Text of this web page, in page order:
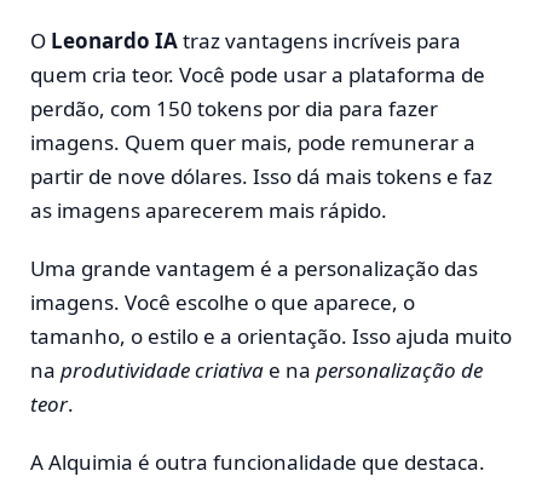
O Leonardo IAtraz vantagens incríveis para
quem cria teor. Você pode usar a plataforma de
perdão, com 150 tokens por dia para fazer
imagens. Quem quer mais, pode remunerar a
partir de nove dólares. Isso dá mais tokens e faz
as imagens aparecerem mais rápido.
Uma grande vantagem é a personalização das
imagens. Você escolhe o que aparece, o
tamanho, o estilo e a orientação. Isso ajuda muito
na produtividade criativa e na personalização de
teor.
A Alquimia é outra funcionalidade que destaca.